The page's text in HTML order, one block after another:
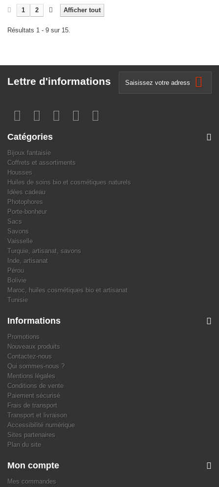
Afficher tout
1 2
Résultats 1 - 9 sur 15.
Lettre d'informations
Catégories
Bijoux fantaisie
Coffrets et assortiments
Housses
Huiles de soins bio et cosmétiques naturels
Idées cadeau
Photophores
Porte-bonheur
Sacs
Savons
Vaisselle
Turquie, artisanat, savons
Inde, artisanat
Pérou
Bolivie
Maroc, huiles cosmétiques bio et artisanat
Tunisie
Informations
Promotions
Nouveaux produits
Contactez-nous
Qui sommes-nous ?
Mentions légales
Conditions de vente
Paiement sécurisé
Frais de transport
Transport et livraison
Accessibilité numérique
Sites partenaires
Plan du site
Mon compte
Mes commandes